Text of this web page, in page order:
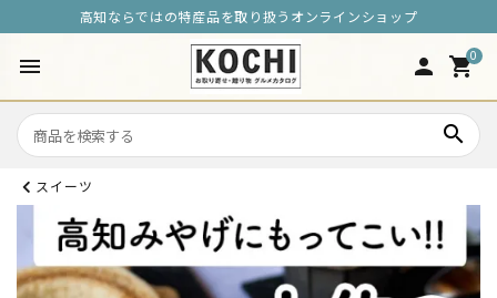
高知ならではの特産品を取り扱うオンラインショップ
menu person 0
shopping_cart
search
スイーツ